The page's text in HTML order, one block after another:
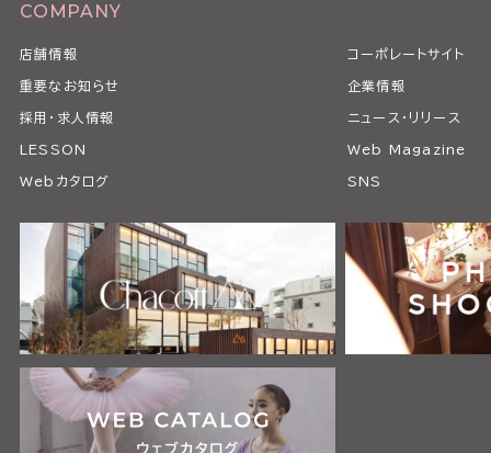
COMPANY
店舗情報 コーポレートサイト
重要なお知らせ 企業情報
採用・求人情報 ニュース・リリース
LESSON Web Magazine
Webカタログ SNS